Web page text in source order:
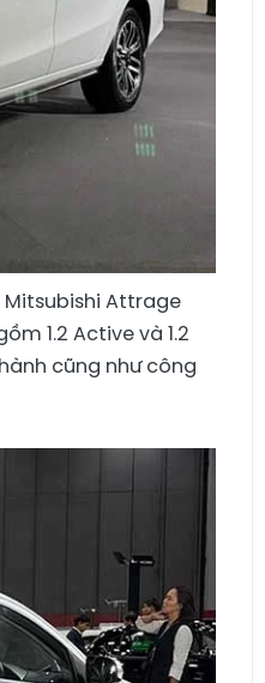
Attrage
1.2 Active và 1.2
cũng như công